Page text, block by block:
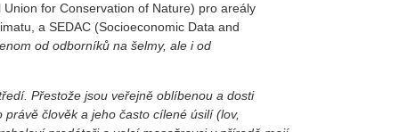
for Conservation of Nature) pro areály
a SEDAC (Socioeconomic Data and
od odborníků na šelmy, ale i od
Přestože jsou veřejně oblíbenou a dosti
člověk a jeho často cílené úsilí (lov,